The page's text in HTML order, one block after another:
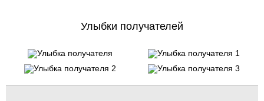
Улыбки получателей